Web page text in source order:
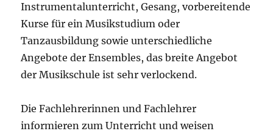
Instrumentalunterricht, Gesang, vorbereitende
Kurse für ein Musikstudium oder
Tanzausbildung sowie unterschiedliche
Angebote der Ensembles, das breite Angebot
der Musikschule ist sehr verlockend.
Die Fachlehrerinnen und Fachlehrer
informieren zum Unterricht und weisen